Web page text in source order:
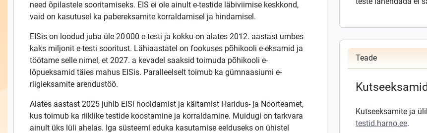
need õpilastele sooritamiseks. EIS ei ole ainult e-testide läbiviimise keskkond,
vaid on kasutusel ka pabereksamite korraldamisel ja hindamisel.
EISis on loodud juba üle 20 000 e-testi ja kokku on alates 2012. aastast umbes
kaks miljonit e-testi sooritust. Lähiaastatel on fookuses põhikooli e-eksamid ja
töötame selle nimel, et 2027. a kevadel saaksid toimuda põhikooli e-
lõpueksamid täies mahus EISis. Paralleelselt toimub ka gümnaasiumi e-
riigieksamite arendustöö.
Alates aastast 2025 juhib EISi hooldamist ja käitamist Haridus- ja Noorteamet,
kus toimub ka riiklike testide koostamine ja korraldamine. Muidugi on tarkvara
ainult üks lüli ahelas. Iga süsteemi eduka kasutamise eelduseks on ühistel
Teade
Kutseeksamite ja
testid.harno.ee.